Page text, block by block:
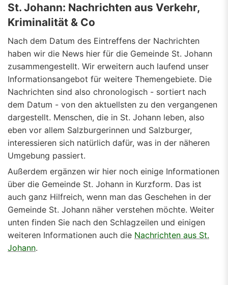
St. Johann: Nachrichten aus Verkehr,
Kriminalität & Co
Nach dem Datum des Eintreffens der Nachrichten
haben wir die News hier für die Gemeinde St. Johann
zusammengestellt. Wir erweitern auch laufend unser
Informationsangebot für weitere Themengebiete. Die
Nachrichten sind also chronologisch - sortiert nach
dem Datum - von den aktuellsten zu den vergangenen
dargestellt. Menschen, die in St. Johann leben, also
eben vor allem Salzburgerinnen und Salzburger,
interessieren sich natürlich dafür, was in der näheren
Umgebung passiert.
Außerdem ergänzen wir hier noch einige Informationen
über die Gemeinde St. Johann in Kurzform. Das ist
auch ganz Hilfreich, wenn man das Geschehen in der
Gemeinde St. Johann näher verstehen möchte. Weiter
unten finden Sie nach den Schlagzeilen und einigen
weiteren Informationen auch die Nachrichten aus St.
Johann.